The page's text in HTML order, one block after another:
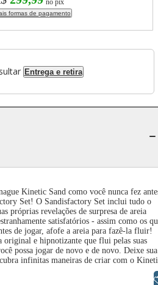
no pix
formas de pagamento
Entrega e retira
Kinetic Sand como você nunca fez
Set! O Sandisfactory Set inclui tudo o
próprias revelações de surpresa de areia
satisfatórios - assim como os
de jogar, afofe a areia para fazê-la fluir!
original e hipnotizante que flui pelas suas
possa jogar de novo e de novo. Deixe sua
infinitas maneiras de criar com o